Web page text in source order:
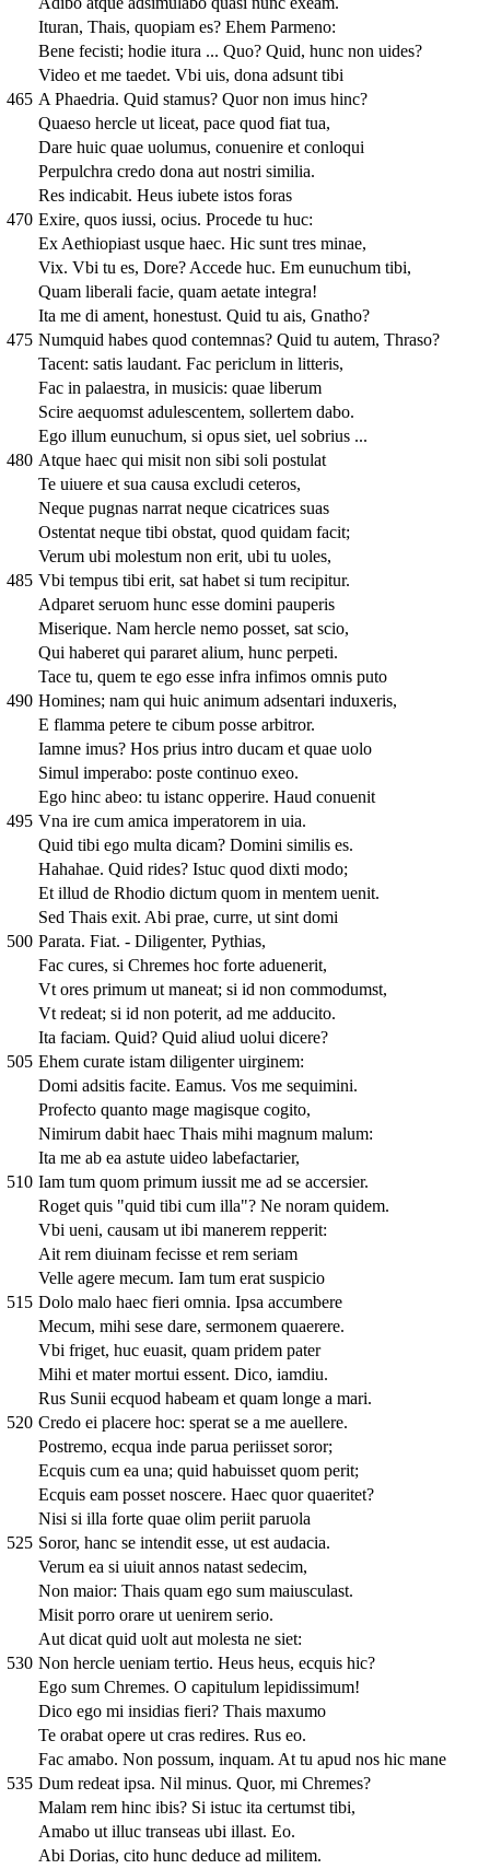
Ituran, Thais, quopiam es? Ehem Parmeno:
Bene fecisti; hodie itura ... Quo? Quid, hunc non uides?
Video et me taedet. Vbi uis, dona adsunt tibi
465 A Phaedria. Quid stamus? Quor non imus hinc?
Quaeso hercle ut liceat, pace quod fiat tua,
Dare huic quae uolumus, conuenire et conloqui
Perpulchra credo dona aut nostri similia.
Res indicabit. Heus iubete istos foras
470 Exire, quos iussi, ocius. Procede tu huc:
Ex Aethiopiast usque haec. Hic sunt tres minae,
Vix. Vbi tu es, Dore? Accede huc. Em eunuchum tibi,
Quam liberali facie, quam aetate integra!
Ita me di ament, honestust. Quid tu ais, Gnatho?
475 Numquid habes quod contemnas? Quid tu autem, Thraso?
Tacent: satis laudant. Fac periclum in litteris,
Fac in palaestra, in musicis: quae liberum
Scire aequomst adulescentem, sollertem dabo.
Ego illum eunuchum, si opus siet, uel sobrius ...
480 Atque haec qui misit non sibi soli postulat
Te uiuere et sua causa excludi ceteros,
Neque pugnas narrat neque cicatrices suas
Ostentat neque tibi obstat, quod quidam facit;
Verum ubi molestum non erit, ubi tu uoles,
485 Vbi tempus tibi erit, sat habet si tum recipitur.
Adparet seruom hunc esse domini pauperis
Miserique. Nam hercle nemo posset, sat scio,
Qui haberet qui pararet alium, hunc perpeti.
Tace tu, quem te ego esse infra infimos omnis puto
490 Homines; nam qui huic animum adsentari induxeris,
E flamma petere te cibum posse arbitror.
Iamne imus? Hos prius intro ducam et quae uolo
Simul imperabo: poste continuo exeo.
Ego hinc abeo: tu istanc opperire. Haud conuenit
495 Vna ire cum amica imperatorem in uia.
Quid tibi ego multa dicam? Domini similis es.
Hahahae. Quid rides? Istuc quod dixti modo;
Et illud de Rhodio dictum quom in mentem uenit.
Sed Thais exit. Abi prae, curre, ut sint domi
500 Parata. Fiat. - Diligenter, Pythias,
Fac cures, si Chremes hoc forte aduenerit,
Vt ores primum ut maneat; si id non commodumst,
Vt redeat; si id non poterit, ad me adducito.
Ita faciam. Quid? Quid aliud uolui dicere?
505 Ehem curate istam diligenter uirginem:
Domi adsitis facite. Eamus. Vos me sequimini.
Profecto quanto mage magisque cogito,
Nimirum dabit haec Thais mihi magnum malum:
Ita me ab ea astute uideo labefactarier,
510 Iam tum quom primum iussit me ad se accersier.
Roget quis "quid tibi cum illa"? Ne noram quidem.
Vbi ueni, causam ut ibi manerem repperit:
Ait rem diuinam fecisse et rem seriam
Velle agere mecum. Iam tum erat suspicio
515 Dolo malo haec fieri omnia. Ipsa accumbere
Mecum, mihi sese dare, sermonem quaerere.
Vbi friget, huc euasit, quam pridem pater
Mihi et mater mortui essent. Dico, iamdiu.
Rus Sunii ecquod habeam et quam longe a mari.
520 Credo ei placere hoc: sperat se a me auellere.
Postremo, ecqua inde parua periisset soror;
Ecquis cum ea una; quid habuisset quom perit;
Ecquis eam posset noscere. Haec quor quaeritet?
Nisi si illa forte quae olim periit paruola
525 Soror, hanc se intendit esse, ut est audacia.
Verum ea si uiuit annos natast sedecim,
Non maior: Thais quam ego sum maiusculast.
Misit porro orare ut uenirem serio.
Aut dicat quid uolt aut molesta ne siet:
530 Non hercle ueniam tertio. Heus heus, ecquis hic?
Ego sum Chremes. O capitulum lepidissimum!
Dico ego mi insidias fieri? Thais maxumo
Te orabat opere ut cras redires. Rus eo.
Fac amabo. Non possum, inquam. At tu apud nos hic mane
535 Dum redeat ipsa. Nil minus. Quor, mi Chremes?
Malam rem hinc ibis? Si istuc ita certumst tibi,
Amabo ut illuc transeas ubi illast. Eo.
Abi Dorias, cito hunc deduce ad militem.